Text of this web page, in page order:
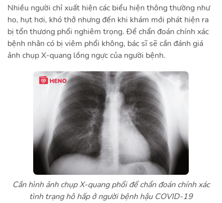
Nhiều người chỉ xuất hiện các biểu hiện thông thường như
ho, hụt hơi, khó thở nhưng đến khi khám mới phát hiện ra
bị tổn thương phổi nghiêm trọng. Để chẩn đoán chính xác
bệnh nhân có bị viêm phổi không, bác sĩ sẽ cần đánh giá
ảnh chụp X-quang lồng ngực của người bệnh.
Cần hình ảnh chụp X-quang phổi để chẩn đoán chính xác
tình trạng hô hấp ở người bệnh hậu COVID-19